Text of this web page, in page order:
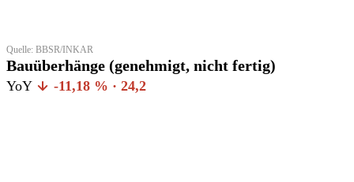
Quelle: BBSR/INKAR
Bauüberhänge (genehmigt, nicht fertig)
YoY -11,18 % · 24,2